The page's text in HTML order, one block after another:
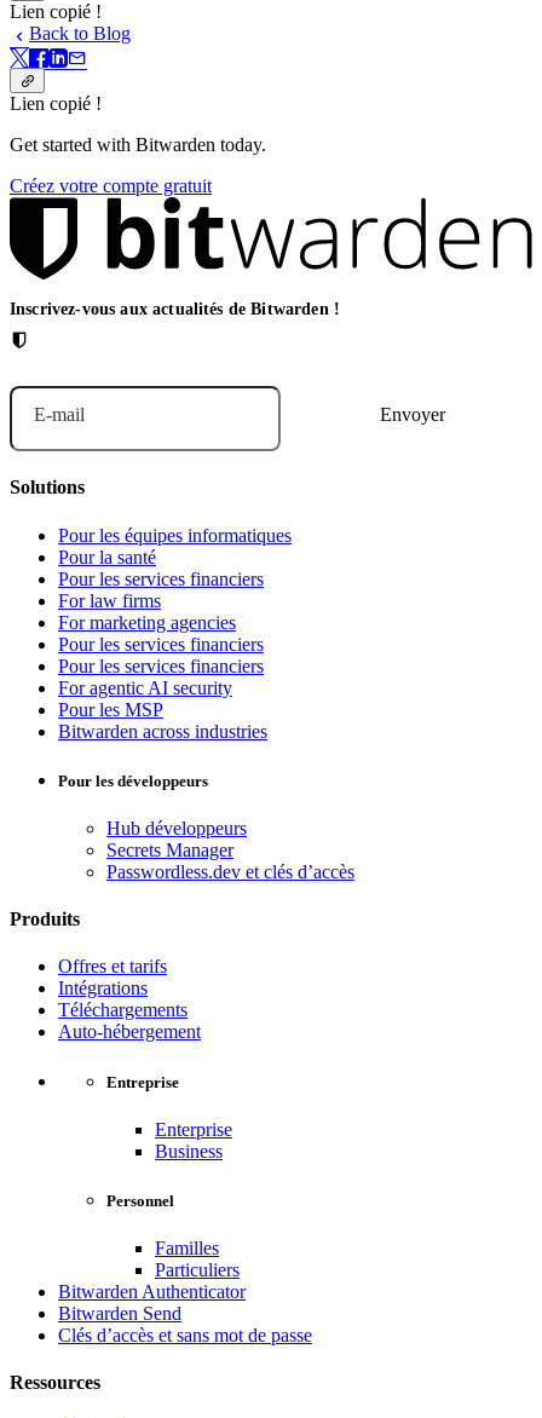
Lien copié !
Back to Blog
Lien copié !
Get started with Bitwarden today.
Créez votre compte gratuit
Inscrivez-vous aux actualités de Bitwarden !
E-mail
Solutions
Pour les équipes informatiques
Pour la santé
Pour les services financiers
For law firms
For marketing agencies
Pour les services financiers
Pour les services financiers
For agentic AI security
Pour les MSP
Bitwarden across industries
Pour les développeurs
Hub développeurs
Secrets Manager
Passwordless.dev et clés d’accès
Produits
Offres et tarifs
Intégrations
Téléchargements
Auto-hébergement
Entreprise
Enterprise
Business
Personnel
Familles
Particuliers
Bitwarden Authenticator
Bitwarden Send
Clés d’accès et sans mot de passe
Ressources